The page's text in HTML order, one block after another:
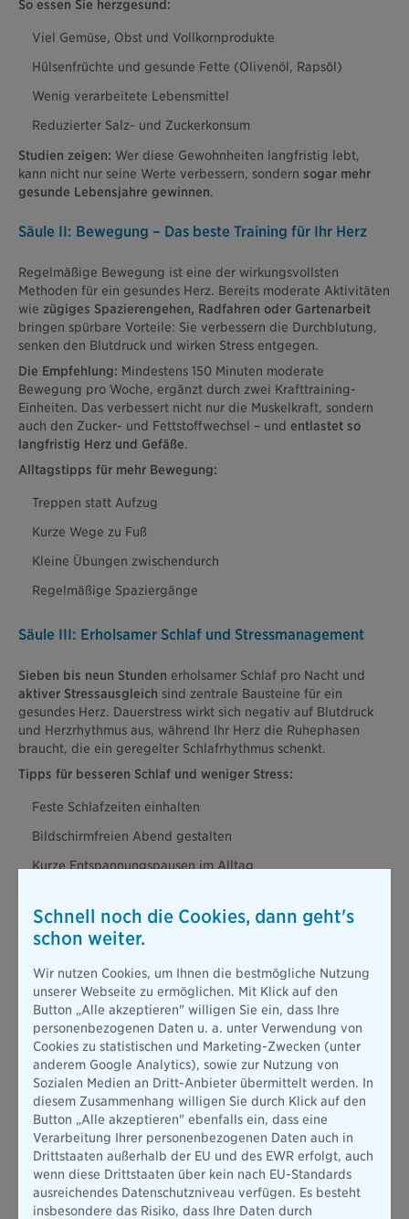
So essen Sie herzgesund:
Viel Gemüse, Obst und Vollkornprodukte
Hülsenfrüchte und gesunde Fette (Olivenöl, Rapsöl)
Wenig verarbeitete Lebensmittel
Reduzierter Salz- und Zuckerkonsum
Studien zeigen: Wer diese Gewohnheiten langfristig lebt,
kann nicht nur seine Werte verbessern, sondern sogar mehr
gesunde Lebensjahre gewinnen.
Säule II: Bewegung – Das beste Training für Ihr Herz
Regelmäßige Bewegung ist eine der wirkungsvollsten
Methoden für ein gesundes Herz. Bereits moderate Aktivitäten
wie zügiges Spazierengehen, Radfahren oder Gartenarbeit
bringen spürbare Vorteile: Sie verbessern die Durchblutung,
senken den Blutdruck und wirken Stress entgegen.
Die Empfehlung: Mindestens 150 Minuten moderate
Bewegung pro Woche, ergänzt durch zwei Krafttraining-
Einheiten. Das verbessert nicht nur die Muskelkraft, sondern
auch den Zucker- und Fettstoffwechsel – und entlastet so
langfristig Herz und Gefäße.
Alltagstipps für mehr Bewegung:
Treppen statt Aufzug
Kurze Wege zu Fuß
Kleine Übungen zwischendurch
Regelmäßige Spaziergänge
Säule III: Erholsamer Schlaf und Stressmanagement
Sieben bis neun Stunden erholsamer Schlaf pro Nacht und
aktiver Stressausgleich sind zentrale Bausteine für ein
gesundes Herz. Dauerstress wirkt sich negativ auf Blutdruck
und Herzrhythmus aus, während Ihr Herz die Ruhephasen
braucht, die ein geregelter Schlafrhythmus schenkt.
Tipps für besseren Schlaf und weniger Stress:
Feste Schlafzeiten einhalten
Bildschirmfreien Abend gestalten
Kurze Entspannungspausen im Alltag
Funktioniert das auch bei bestehenden Herzproblemen?
Ja! Auch bei bestehenden Herz-Kreislauf-Erkrankungen
helfen diese Maßnahmen: Sie verbessern Blutdruck,
Cholesterin und Belastbarkeit, verringern Risiken und steigern
die Lebensqualität. Allerdings lassen sich bereits vorhandene
Ablagerungen in den Arterien (Arteriosklerose) nicht einfach
durch gesunde Lebensführung rückgängig machen. Ein Abbau
ist höchstens mit speziellen Medikamenten wie Statinen
möglich, die jedocherhebliche Nebenwirkungen haben
können– von Muskelschmerzen bis hin zu Leberproblemen.
Deshalb ist Vorbeugung so entscheidend:
Was einmal da ist,
bleibt meist da. Unterstützend wirken Herzsportgruppen und
Reha-Programme, die speziell auf Betroffene zugeschnitten
sind.
Säule IV: Gezielte Vorsorge – Risiken früh erkennen
Schnell noch die Cookies, dann geht's
schon weiter.
Wir nutzen Cookies, um Ihnen die bestmögliche Nutzung
unserer Webseite zu ermöglichen. Mit Klick auf den
Button „Alle akzeptieren" willigen Sie ein, dass Ihre
personenbezogenen Daten u. a. unter Verwendung von
Cookies zu statistischen und Marketing-Zwecken (unter
anderem Google Analytics), sowie zur Nutzung von
Sozialen Medien an Dritt-Anbieter übermittelt werden. In
diesem Zusammenhang willigen Sie durch Klick auf den
Button „Alle akzeptieren" ebenfalls ein, dass eine
Verarbeitung Ihrer personenbezogenen Daten auch in
Drittstaaten außerhalb der EU und des EWR erfolgt, auch
wenn diese Drittstaaten über kein nach EU-Standards
ausreichendes Datenschutzniveau verfügen. Es besteht
insbesondere das Risiko, dass Ihre Daten durch